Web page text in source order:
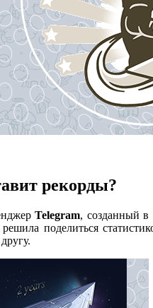
рекорды?
Telegram, созданный в
поделиться